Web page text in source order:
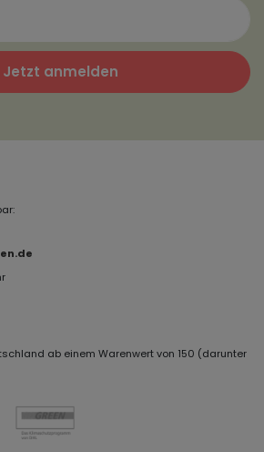
Jetzt anmelden
ab einem Warenwert von 150 (darunter